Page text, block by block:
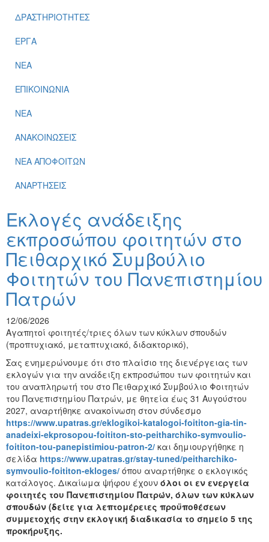
ΔΡΑΣΤΗΡΙΟΤΗΤΕΣ
ΕΡΓΑ
ΝΕΑ
ΕΠΙΚΟΙΝΩΝΙΑ
ΝΕΑ
ΑΝΑΚΟΙΝΩΣΕΙΣ
ΝΕΑ ΑΠΟΦΟΙΤΩΝ
ΑΝΑΡΤΗΣΕΙΣ
Εκλογές ανάδειξης
εκπροσώπου φοιτητών στο
Πειθαρχικό Συμβούλιο
Φοιτητών του Πανεπιστημίου
Πατρών
12/06/2026
Αγαπητοί φοιτητές/τριες όλων των κύκλων σπουδών
(προπτυχιακό, μεταπτυχιακό, διδακτορικό),
Σας ενημερώνουμε ότι στο πλαίσιο της διενέργειας των
εκλογών για την ανάδειξη εκπροσώπου των φοιτητών και
του αναπληρωτή του στο Πειθαρχικό Συμβούλιο Φοιτητών
του Πανεπιστημίου Πατρών, με θητεία έως 31 Αυγούστου
2027, αναρτήθηκε ανακοίνωση στον σύνδεσμο
https://www.upatras.gr/eklogikoi-katalogoi-foititon-gia-tin-
anadeixi-ekprosopou-foititon-sto-peitharchiko-symvoulio-
foititon-tou-panepistimiou-patron-2/ και δημιουργήθηκε η
σελίδα https://www.upatras.gr/stay-tuned/peitharchiko-
symvoulio-foititon-ekloges/ όπου αναρτήθηκε ο εκλογικός
κατάλογος. Δικαίωμα ψήφου έχουν όλοι οι εν ενεργεία
φοιτητές του Πανεπιστημίου Πατρών, όλων των κύκλων
σπουδών (δείτε για λεπτομέρειες προϋποθέσεων
συμμετοχής στην εκλογική διαδικασία το σημείο 5 της
προκήρυξης.